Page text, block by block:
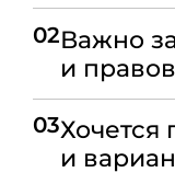
02Важно
и
03Хочется
и